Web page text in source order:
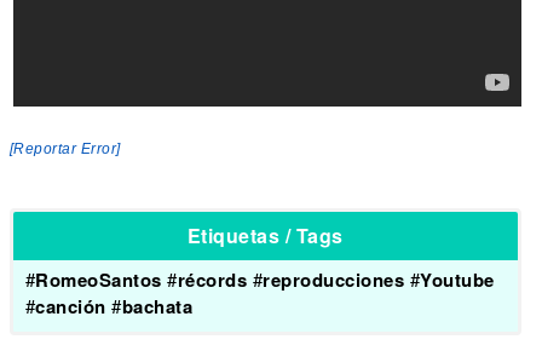
[Reportar Error]
Etiquetas / Tags
#RomeoSantos #récords #reproducciones #Youtube
#canción #bachata